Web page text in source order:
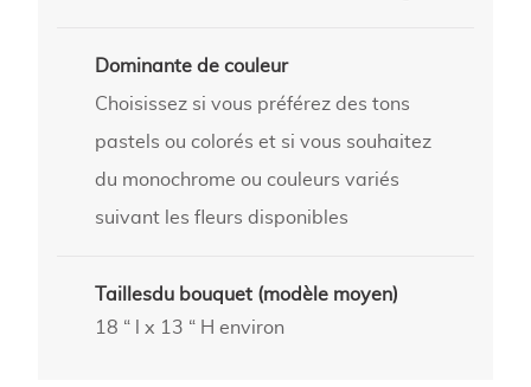
Dominante de couleur
Choisissez si vous préférez des tons
pastels ou colorés et si vous souhaitez
du monochrome ou couleurs variés
suivant les fleurs disponibles
Taillesdu bouquet (modèle moyen)
18 “ l x 13 “ H environ